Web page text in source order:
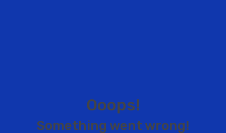
Ooops!
Something went wrong!